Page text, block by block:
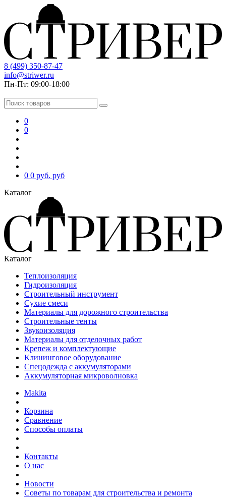
8 (499) 350-87-47
info@striwer.ru
Пн-Пт: 09:00-18:00
0
0
0 0 руб. руб
Каталог
Каталог
Теплоизоляция
Гидроизоляция
Строительный инструмент
Сухие смеси
Материалы для дорожного строительства
Строительные тенты
Звукоизоляция
Материалы для отделочных работ
Крепеж и комплектующие
Клининговое оборудование
Спецодежда с аккумуляторами
Аккумуляторная микроволновка
Makita
Корзина
Сравнение
Способы оплаты
Контакты
О нас
Новости
Советы по товарам для строительства и ремонта